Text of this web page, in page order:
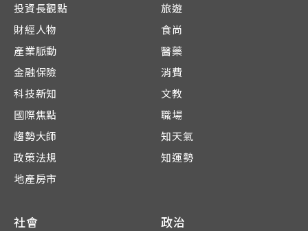
投資長觀點
財經人物
產業脈動
金融保險
科技新知
國際焦點
趨勢大師
政策法規
地產房市
旅遊
食尚
醫藥
消費
文教
職場
知天氣
知運勢
社會 政治